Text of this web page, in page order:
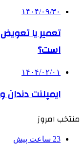
۱۴۰۴/۰۹/۳۰
تعمیر یا
است؟
۱۴۰۴/۰۲/۰۱
ایمپلنت دندان
منتخب امروز
23 ساعت پیش